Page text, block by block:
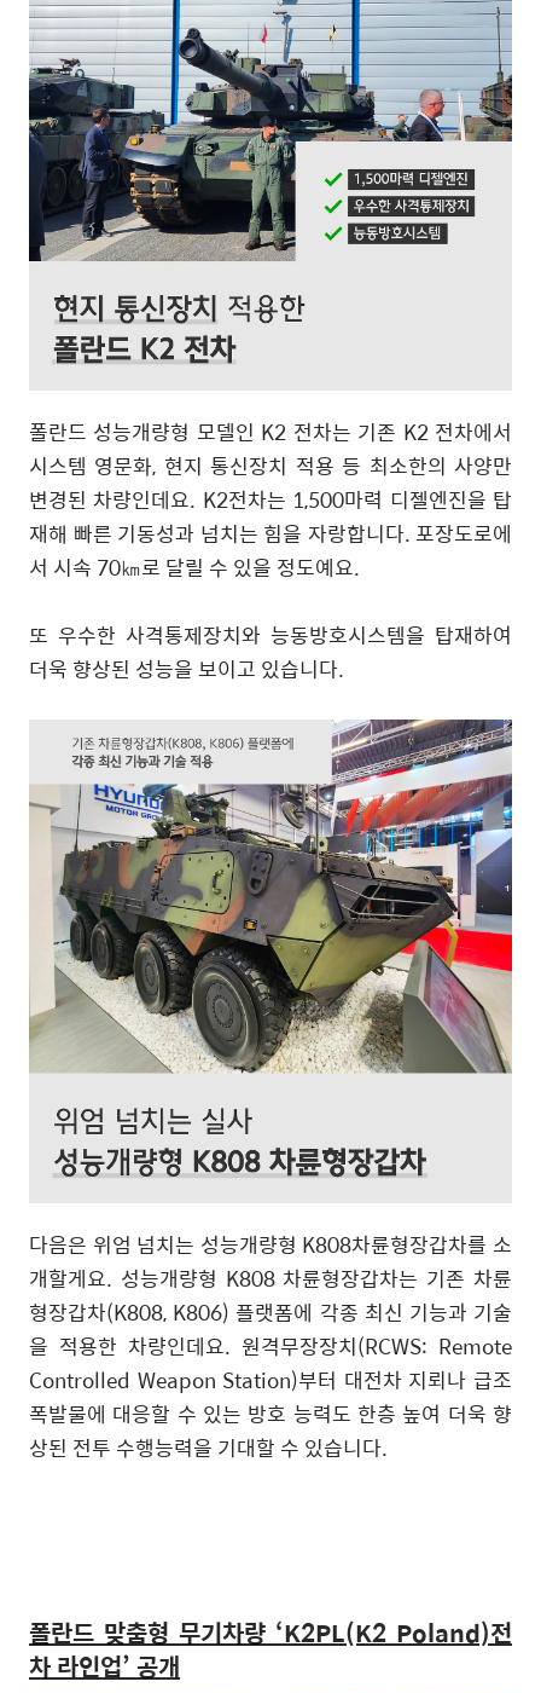
폴란드 성능개량형 모델인 K2 전차는 기존 K2 전차에서
시스템 영문화, 현지 통신장치 적용 등 최소한의 사양만
변경된 차량인데요. K2전차는 1,500마력 디젤엔진을 탑
재해 빠른 기동성과 넘치는 힘을 자랑합니다. 포장도로에
서 시속 70㎞로 달릴 수 있을 정도예요.
또 우수한 사격통제장치와 능동방호시스템을 탑재하여
더욱 향상된 성능을 보이고 있습니다.
다음은 위엄 넘치는 성능개량형 K808차륜형장갑차를 소
개할게요. 성능개량형 K808 차륜형장갑차는 기존 차륜
형장갑차(K808, K806)플랫폼에 각종 최신 기능과 기술
을 적용한 차량인데요. 원격무장장치(RCWS: Remote
Controlled Weapon Station)부터 대전차 지뢰나 급조
폭발물에 대응할 수 있는 방호 능력도 한층 높여 더욱 향
상된 전투 수행능력을 기대할 수 있습니다.
폴란드 맞춤형 무기차량 ‘K2PL(K2 Poland)전
차 라인업’ 공개